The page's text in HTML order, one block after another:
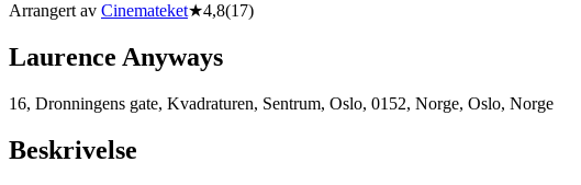
Arrangert av Cinemateket★4,8(17)
Laurence Anyways
16, Dronningens gate, Kvadraturen, Sentrum, Oslo, 0152, Norge, Oslo, Norge
Beskrivelse